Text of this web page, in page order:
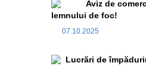
Aviz de
lemnului de foc!
07.10.2025
Lucrări de